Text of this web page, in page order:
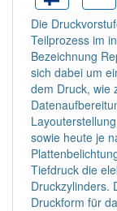
Häufigkeit: 4
Wörter mit
Wörter mit
anderen
80% unserer
korrekt
Die
Teilprozess im
Bezeichnung
sich dabei um
dem Druck, wie
sowie heute je
Tiefdruck die
Druckzylinders.
Druckform für